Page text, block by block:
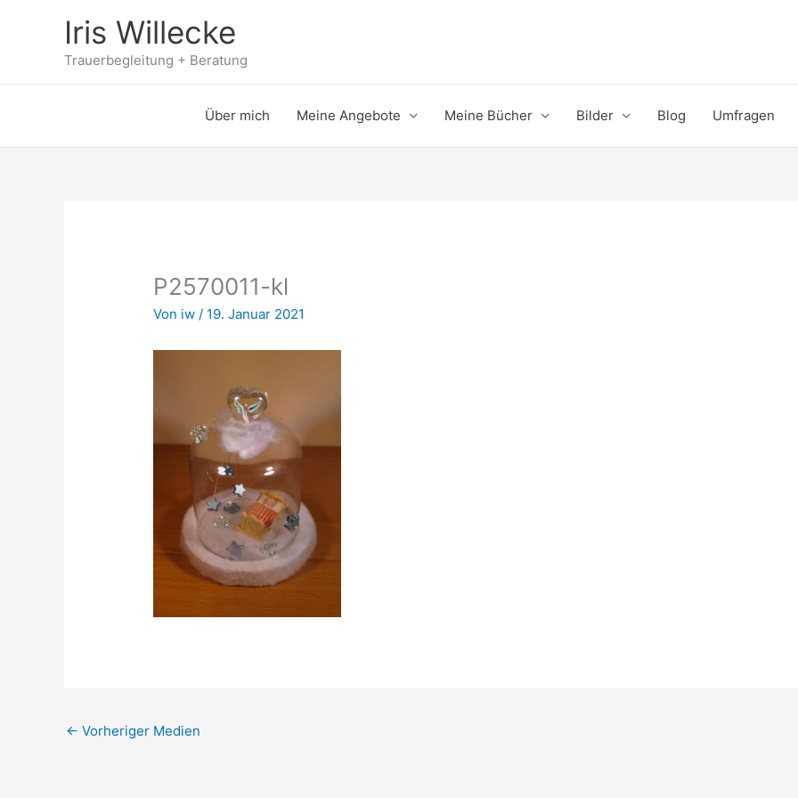
Iris Willecke
Trauerbegleitung + Beratung
Über mich Meine Angebote Meine Bücher Bilder Blog Umfragen
P2570011-kl
Von iw/ 19. Januar 2021
← Vorheriger Medien